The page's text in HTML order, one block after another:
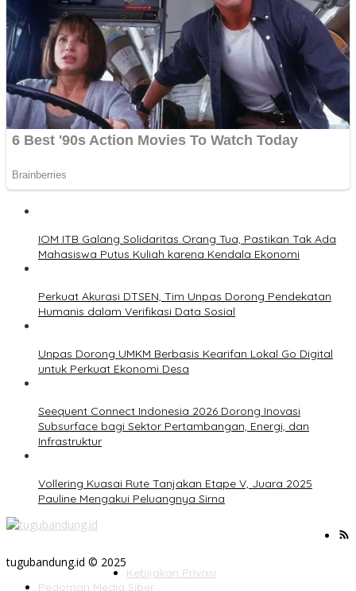
IOM ITB Galang Solidaritas Orang Tua, Pastikan Tak Ada
Mahasiswa Putus Kuliah karena Kendala Ekonomi
Perkuat Akurasi DTSEN, Tim Unpas Dorong Pendekatan
Humanis dalam Verifikasi Data Sosial
Unpas Dorong UMKM Berbasis Kearifan Lokal Go Digital
untuk Perkuat Ekonomi Desa
Seequent Connect Indonesia 2026 Dorong Inovasi
Subsurface bagi Sektor Pertambangan, Energi, dan
Infrastruktur
Vollering Kuasai Rute Tanjakan Etape V, Juara 2025
Pauline Mengakui Peluangnya Sirna
tugubandung.id © 2025
Kebijakan Privasi
Pedoman Media Siber